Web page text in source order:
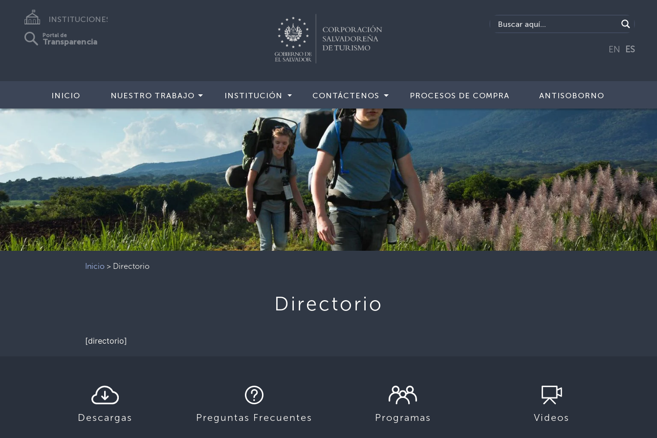
INSTITUCIONES
Portal de
Transparencia
EN ES
INICIO NUESTRO TRABAJO INSTITUCIÓN CONTÁCTENOS PROCESOS DE COMPRA ANTISOBORNO
Inicio > Directorio
Directorio
[directorio]
Descargas Preguntas Frecuentes Programas Videos